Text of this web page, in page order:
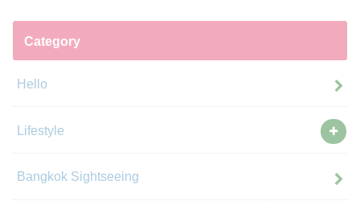
Category
Hello
Lifestyle
Bangkok Sightseeing